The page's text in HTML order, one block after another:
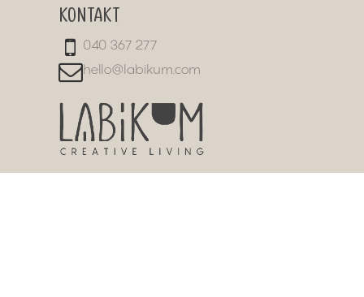
KONTAKT
040 367 277
hello@labikum.com